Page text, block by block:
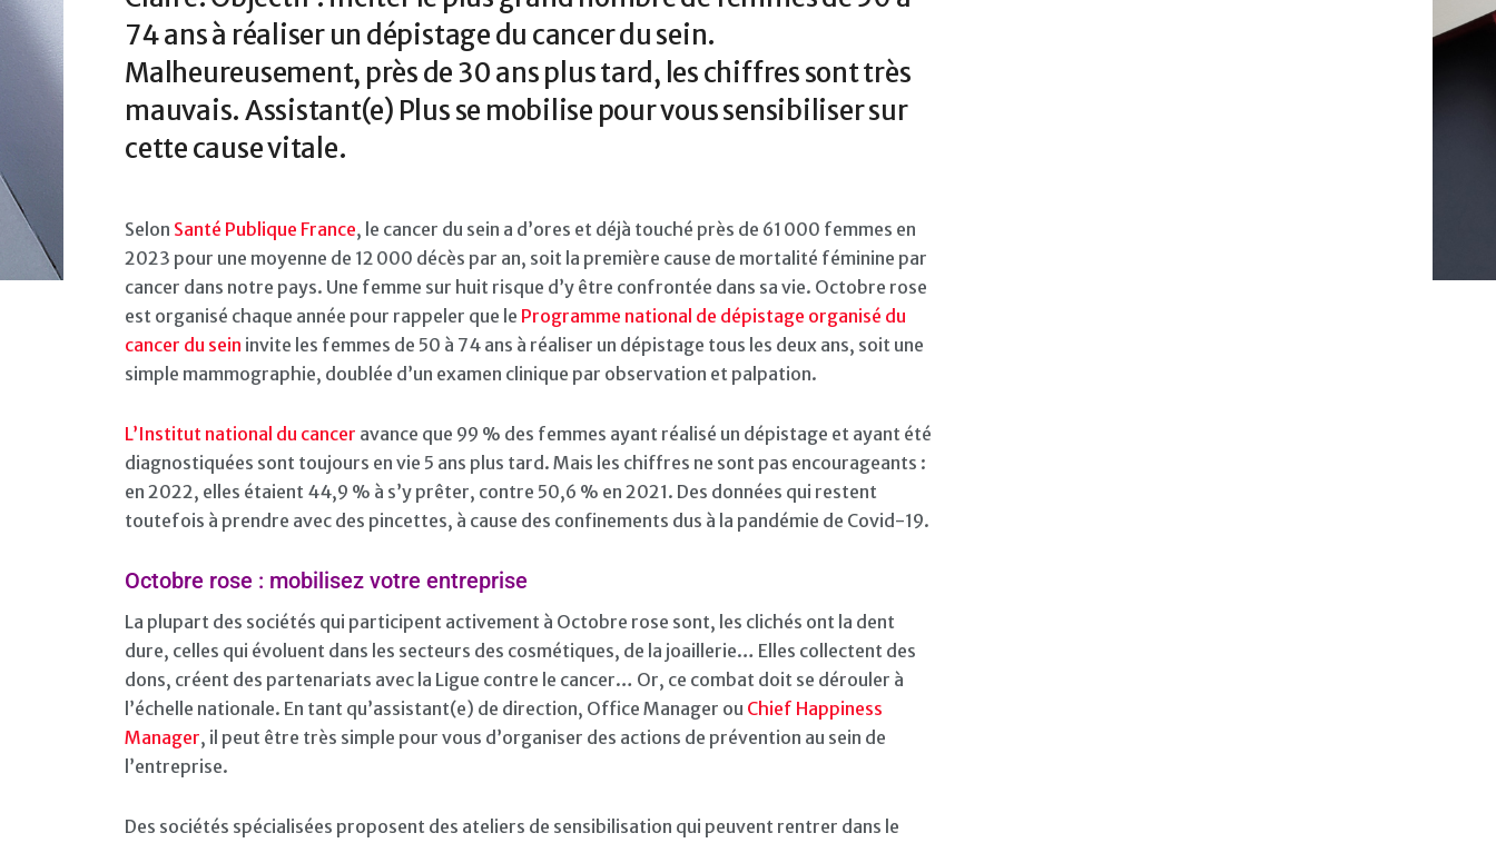
74 ans à réaliser un dépistage du cancer du sein.
Malheureusement, près de 30 ans plus tard, les chiffres sont très
mauvais. Assistant(e) Plus se mobilise pour vous sensibiliser sur
cette cause vitale.
Selon Santé Publique France, le cancer du sein a d’ores et déjà touché près de 61 000 femmes en
2023 pour une moyenne de 12 000 décès par an, soit la première cause de mortalité féminine par
cancer dans notre pays. Une femme sur huit risque d’y être confrontée dans sa vie. Octobre rose
est organisé chaque année pour rappeler que le Programme national de dépistage organisé du
cancer du sein invite les femmes de 50 à 74 ans à réaliser un dépistage tous les deux ans, soit une
simple mammographie, doublée d’un examen clinique par observation et palpation.
L’Institut national du cancer avance que 99 % des femmes ayant réalisé un dépistage et ayant été
diagnostiquées sont toujours en vie 5 ans plus tard. Mais les chiffres ne sont pas encourageants :
en 2022, elles étaient 44,9 % à s’y prêter, contre 50,6 % en 2021. Des données qui restent
toutefois à prendre avec des pincettes, à cause des confinements dus à la pandémie de Covid-19.
Octobre rose : mobilisez votre entreprise
La plupart des sociétés qui participent activement à Octobre rose sont, les clichés ont la dent
dure, celles qui évoluent dans les secteurs des cosmétiques, de la joaillerie… Elles collectent des
dons, créent des partenariats avec la Ligue contre le cancer… Or, ce combat doit se dérouler à
l’échelle nationale. En tant qu’assistant(e) de direction, Office Manager ou Chief Happiness
Manager, il peut être très simple pour vous d’organiser des actions de prévention au sein de
l’entreprise.
Des sociétés spécialisées proposent des ateliers de sensibilisation qui peuvent rentrer dans le